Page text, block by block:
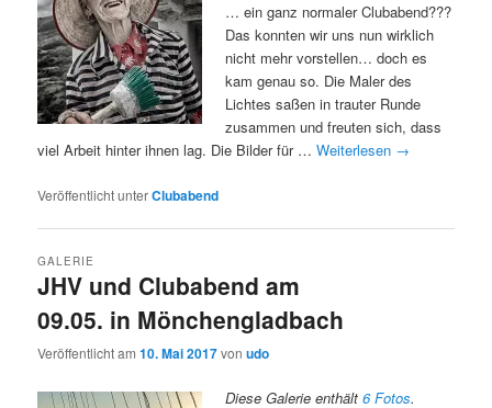
… ein ganz normaler Clubabend???
Das konnten wir uns nun wirklich
nicht mehr vorstellen… doch es
kam genau so. Die Maler des
Lichtes saßen in trauter Runde
zusammen und freuten sich, dass
viel Arbeit hinter ihnen lag. Die Bilder für …Weiterlesen →
Veröffentlicht unterClubabend
JHV und Clubabend am
09.05. in Mönchengladbach
GALERIE
Veröffentlicht am10. Mai 2017vonudo
Diese Galerie enthält6 Fotos.